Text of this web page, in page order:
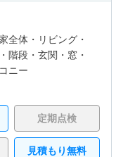
全体・ リビング・
階段・ 玄関・ 窓・
ニー
定期点検
見積もり無料